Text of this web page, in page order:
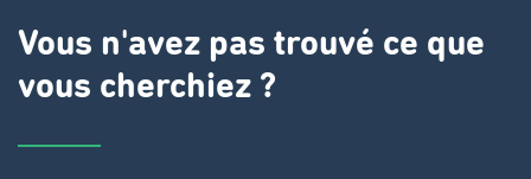
Vous n'avez pas trouvé ce que
vous cherchiez ?